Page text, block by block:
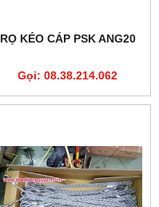
RỌ KÉO CÁP PSK ANG20
Gọi: 08.38.214.062